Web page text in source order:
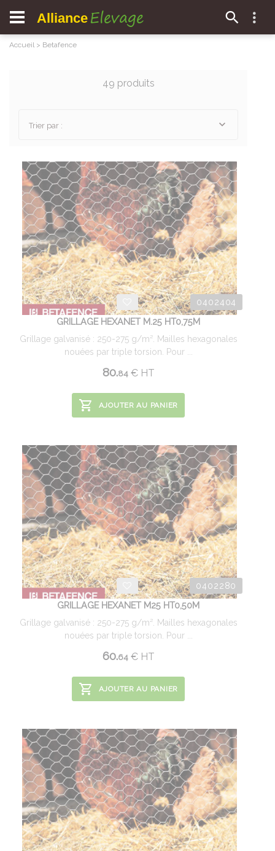
Alliance Elevage
Accueil > Betafence
49 produits
Trier par :
0402404
GRILLAGE HEXANET M.25 HT0,75M
Grillage galvanisé : 250-275 g/m². Mailles hexagonales
nouées par triple torsion. Pour ...
80.84 €HT
AJOUTER AU PANIER
0402280
GRILLAGE HEXANET M25 HT0,50M
Grillage galvanisé : 250-275 g/m². Mailles hexagonales
nouées par triple torsion. Pour ...
60.64 €HT
AJOUTER AU PANIER